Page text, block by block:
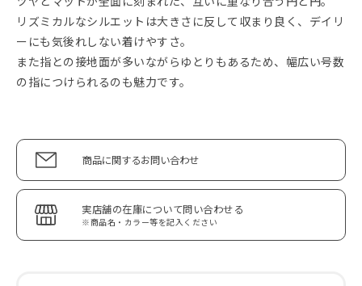
リズミカルなシルエットは大きさに反して収まり良く、デイリ
ーにも気後れしない着けやすさ。
また指との接地面が多いながらゆとりもあるため、幅広い号数
の指につけられるのも魅力です。
商品に関するお問い合わせ
実店舗の在庫について問い合わせる
※商品名・カラー等を記入ください